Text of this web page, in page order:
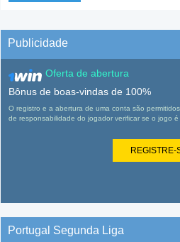
Publicidade
Oferta de abertura
Bônus de boas-vindas de 100%
O registro e a abertura de uma conta são
de responsabilidade do jogador verificar se o jogo
REGISTRE-
Portugal Segunda Liga